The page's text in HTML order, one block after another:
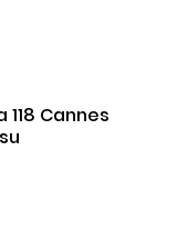
118 Cannes